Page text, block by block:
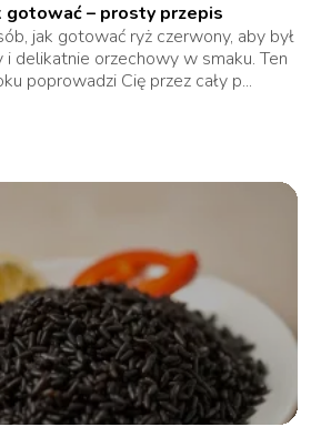
gotować – prosty przepis
jak gotować ryż czerwony, aby był
i delikatnie orzechowy w smaku. Ten
poprowadzi Cię przez cały p...